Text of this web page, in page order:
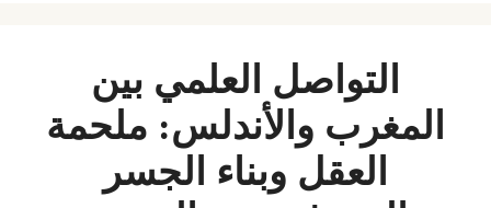
التواصل العلمي بين
المغرب والأندلس: ملحمة
العقل وبناء الجسر